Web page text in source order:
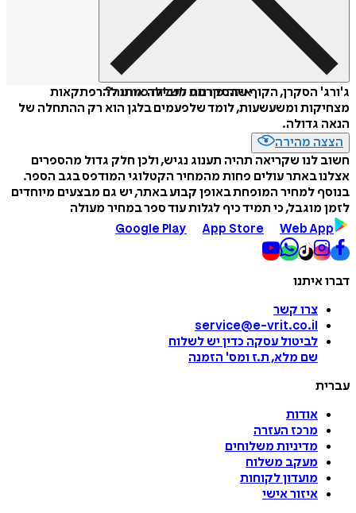
איזה פורמט לשלוח כמתנה?
ג'ורג' הסקרן, הקוף שהסקרנות מובילה אותו להרפתקאות
מצחיקות ומשעשעות, לומד שלפעמים בלגן הוא רק ההתחלה של
הנאה גדולה.
הצצה מהירה
חשוב לנו שקריאה תהיה תענוג נגיש, ולכן חלק גדול מהספרים
אצלנו באתר עולים פחות מהמחיר הקטלוגי המודפס בגב הספר.
בנוסף למחיר המופחת באופן קבוע באתר, יש גם מבצעים מיוחדים
לזמן מוגבל, כי תמיד כיף לגלות עוד ספר במחיר מעולה
Google Play
App Store Web App
דברו איתנו
צרו קשר
service@e-vrit.co.il
לביטול עסקה כדין יש לשלוח
שם מלא, ת.ז ומס' הזמנה
עברית
אודות
מרכז העזרה
מדיניות משלוחים
מעקב משלוח
מועדון לקוחות
איזור אישי